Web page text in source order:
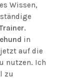
Wissen,
.
in
auf die
nutzen. Ich
zu